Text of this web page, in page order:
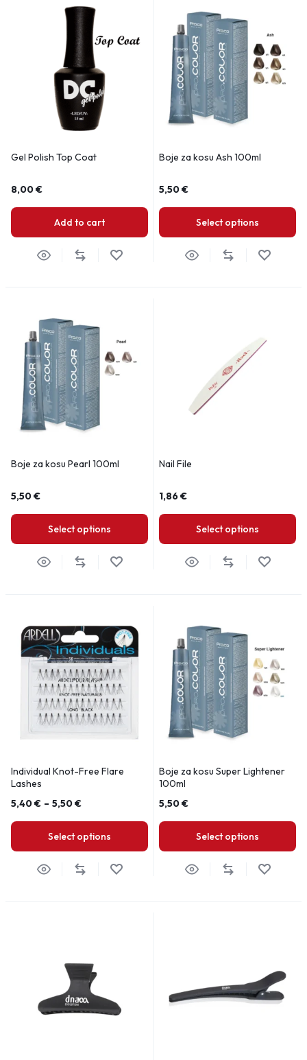
Gel Polish Top Coat
8,00€
Add to cart
Boje za kosu Ash 100ml
5,50€
Select options
Boje za kosu Pearl 100ml
5,50€
Select options
Nail File
1,86€
Select options
Individual Knot-Free Flare
Lashes
5,40€ – 5,50€
Select options
Boje za kosu Super Lightener
100ml
5,50€
Select options